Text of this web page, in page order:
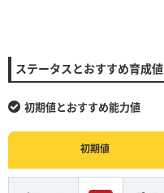
ステータスとおすすめ育成値
初期値とおすすめ能力値
初期値